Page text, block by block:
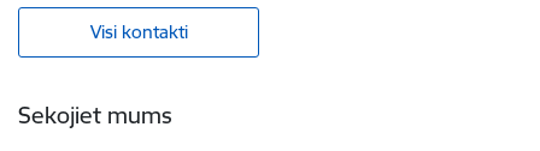
Visi kontakti
Sekojiet mums